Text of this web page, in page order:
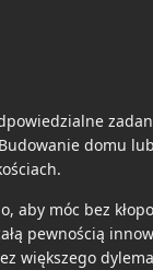
domu
aby móc bez
pewnością
większego